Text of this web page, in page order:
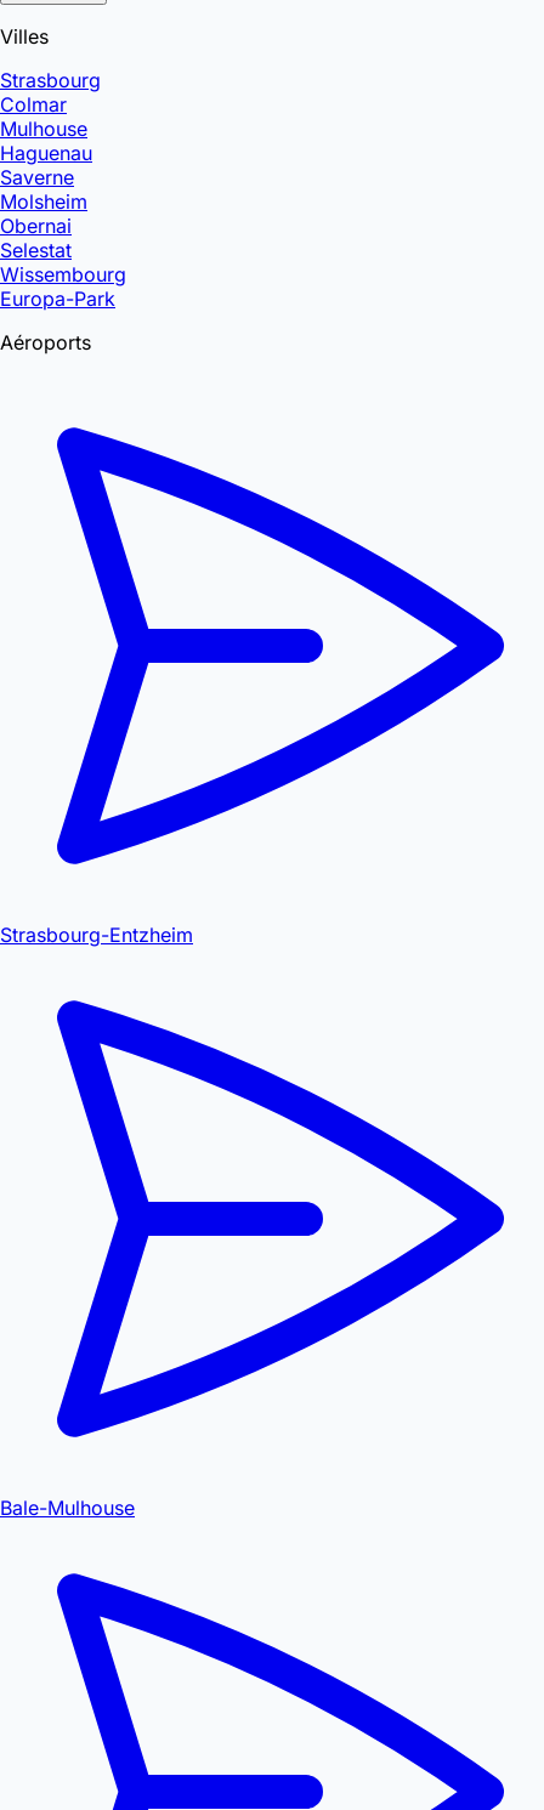
Villes
Strasbourg
Colmar
Mulhouse
Haguenau
Saverne
Molsheim
Obernai
Selestat
Wissembourg
Europa-Park
Aéroports
Strasbourg-Entzheim
Bale-Mulhouse